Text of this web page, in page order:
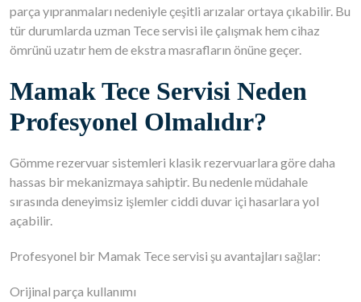
parça yıpranmaları nedeniyle çeşitli arızalar ortaya çıkabilir. Bu
tür durumlarda uzman Tece servisi ile çalışmak hem cihaz
ömrünü uzatır hem de ekstra masrafların önüne geçer.
Mamak Tece Servisi Neden
Profesyonel Olmalıdır?
Gömme rezervuar sistemleri klasik rezervuarlara göre daha
hassas bir mekanizmaya sahiptir. Bu nedenle müdahale
sırasında deneyimsiz işlemler ciddi duvar içi hasarlara yol
açabilir.
Profesyonel bir Mamak Tece servisi şu avantajları sağlar:
Orijinal parça kullanımı